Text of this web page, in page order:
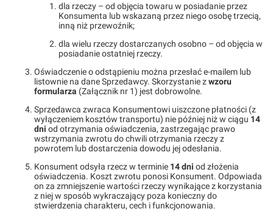
dla rzeczy – od objęcia towaru w posiadanie przez
Konsumenta lub wskazaną przez niego osobę trzecią,
inną niż przewoźnik;
dla wielu rzeczy dostarczanych osobno – od objęcia w
posiadanie ostatniej rzeczy.
Oświadczenie o odstąpieniu można przesłać e-mailem lub
listownie na dane Sprzedawcy. Skorzystanie zwzoru
formularza (Załącznik nr 1) jest dobrowolne.
Sprzedawca zwraca Konsumentowi uiszczone płatności (z
wyłączeniem kosztów transportu) nie później niż w ciągu 14
dni od otrzymania oświadczenia, zastrzegając prawo
wstrzymania zwrotu do chwili otrzymania rzeczy z
powrotem lub dostarczenia dowodu jej odesłania.
Konsument odsyła rzecz w terminie 14 dni od złożenia
oświadczenia. Koszt zwrotu ponosi Konsument. Odpowiada
on za zmniejszenie wartości rzeczy wynikające z korzystania
z niej w sposób wykraczający poza konieczny do
stwierdzenia charakteru, cech i funkcjonowania.